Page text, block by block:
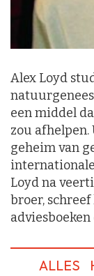
Alex Loyd
een middel
zou
geheim van
Loyd na
broer,
ALLES